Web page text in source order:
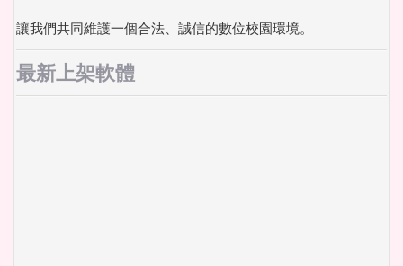
讓我們共同維護一個合法、誠信的數位校園環境。
最新上架軟體